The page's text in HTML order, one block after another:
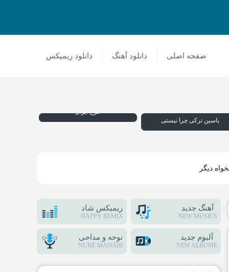
صفحه اصلی دانلود آهنگ دانلود ریمیکس
یاسین ترکی چرا نیستی
دیگر
آهنگ جدید
NEW MUSICS
ریمیکس شاد
HAPPY REMIX
آلبوم جدید
NEW ALBUME
نوحه و مداحی
NUHE MADAHI